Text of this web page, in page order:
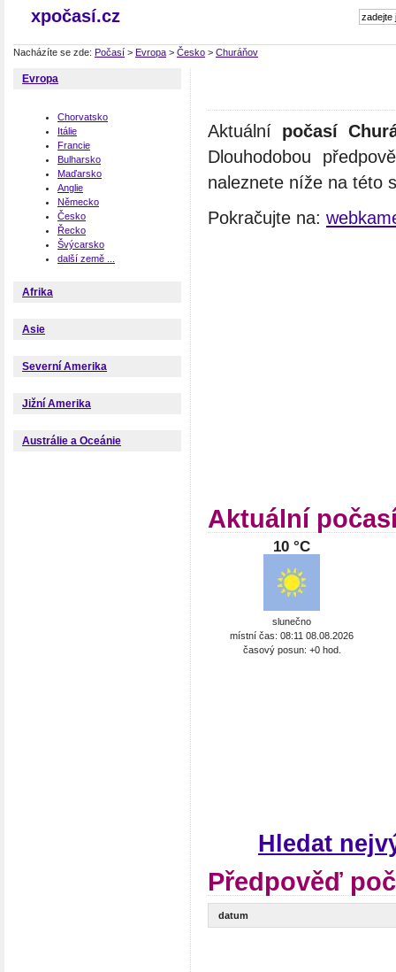
xpočasí.cz
Nacházíte se zde: Počasí > Evropa > Česko > Churáňov
Evropa
Chorvatsko
Itálie
Francie
Bulharsko
Maďarsko
Anglie
Německo
Česko
Řecko
Švýcarsko
další země ...
Afrika
Asie
Severní Amerika
Jižní Amerika
Austrálie a Oceánie
Aktuální počasí
Dlouhodobou
naleznete níže na této
Pokračujte na:
Aktuální
10 °C
slunečno
místní čas: 08:11 08.08.2026
časový posun: +0 hod.
Hledat
Předpověď
datum